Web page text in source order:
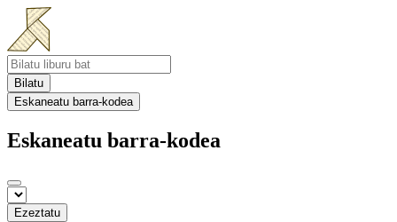
Bilatu
Eskaneatu barra-kodea
Eskaneatu barra-kodea
Ezeztatu